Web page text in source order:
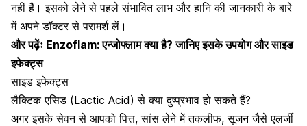
नहीं हैं। इसको लेने से पहले संभावित लाभ और हानि की जानकारी के बारे
में अपने डॉक्टर से परामर्श लें।
और पढ़ेंः Enzoflam: एन्जोफ्लाम क्या है? जानिए इसके उपयोग और साइड
इफेक्ट्स
साइड इफेक्ट्स
लैक्टिक एसिड (Lactic Acid) से क्या दुष्प्रभाव हो सकते हैं?
अगर इसके सेवन से आपकोपित्त, सांस लेने में तकलीफ, सूजन जैसे एलर्जी